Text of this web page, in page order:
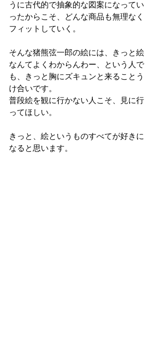
うに古代的で抽象的な図案になってい
ったからこそ、どんな商品も無理なく
フィットしていく。
そんな猪熊弦一郎の絵には、きっと絵
なんてよくわからんわー、という人で
も、きっと胸にズキュンと来ることう
け合いです。
普段絵を観に行かない人こそ、見に行
ってほしい。
きっと、絵というものすべてが好きに
なると思います。